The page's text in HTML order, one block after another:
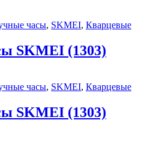
часы, SKMEI, Кварцевые
SKMEI (1303)
часы, SKMEI, Кварцевые
SKMEI (1303)